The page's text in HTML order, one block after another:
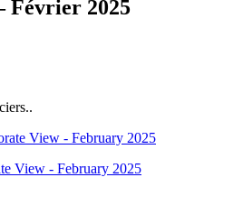
Février 2025
View - February 2025